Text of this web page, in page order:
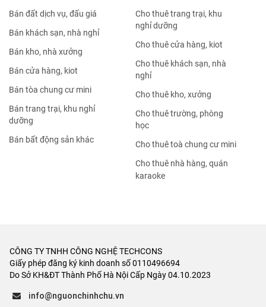
Bán đất dịch vụ, đấu giá
Bán khách sạn, nhà nghỉ
Bán kho, nhà xưởng
Bán cửa hàng, kiot
Bán tòa chung cư mini
Bán trang trại, khu nghỉ
dưỡng
Bán bất động sản khác
Cho thuê trang trại, khu
nghỉ dưỡng
Cho thuê cửa hàng, kiot
Cho thuê khách sạn, nhà
nghỉ
Cho thuê kho, xưởng
Cho thuê trường, phòng
học
Cho thuê toà chung cư mini
Cho thuê nhà hàng, quán
karaoke
CÔNG TY TNHH CÔNG NGHỆ TECHCONS
Giấy phép đăng ký kinh doanh số 0110496694
Do Sở KH&ĐT Thành Phố Hà Nội Cấp Ngày 04.10.2023
info@nguonchinhchu.vn